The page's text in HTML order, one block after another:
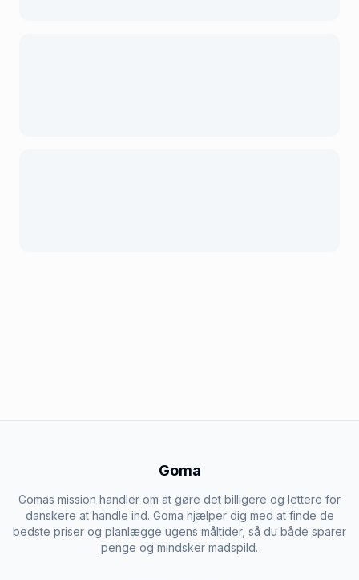
Goma
Gomas mission handler om at gøre det billigere og lettere for
danskere at handle ind. Goma hjælper dig med at finde de
bedste priser og planlægge ugens måltider, så du både sparer
penge og mindsker madspild.